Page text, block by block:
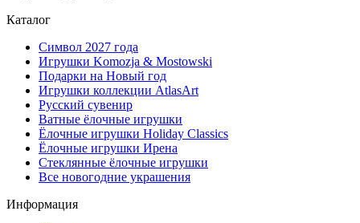
Каталог
Символ 2027 года
Игрушки Komozja & Mostowski
Подарки на Новый год
Игрушки коллекции AtlasArt
Русский сувенир
Ватные ёлочные игрушки
Ёлочные игрушки Holiday Classics
Ëлочные игрушки Ирена
Стеклянные ёлочные игрушки
Все новогодние украшения
Информация